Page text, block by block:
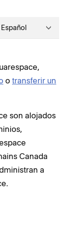
Español
o transferir un
son alojados
Canada
a